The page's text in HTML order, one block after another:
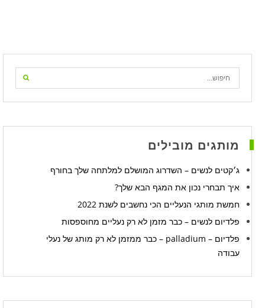
מותגים מובילים
ג׳קטים לנשים – השדרוג המושלם למלתחה שלך בחורף
איך תבחרי נכון את המגף הבא שלך?
חמשת מותגי הנעליים הכי נחשבים לשנת 2022
פלדיום לנשים – כבר מזמן לא רק נעליים מחוספסות
פלדיום – palladium – כבר ממזמן לא רק מותג של נעלי
עבודה